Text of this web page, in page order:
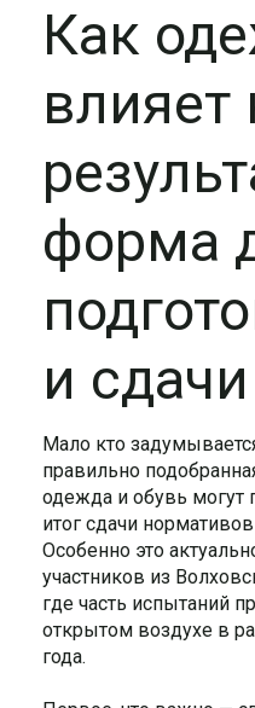
Как
влияет
форма
и сдачи
Мало кто
правильно
одежда и обувь могут
итог сдачи
Особенно это
участников из
где часть испытаний
открытом воздухе в
года.